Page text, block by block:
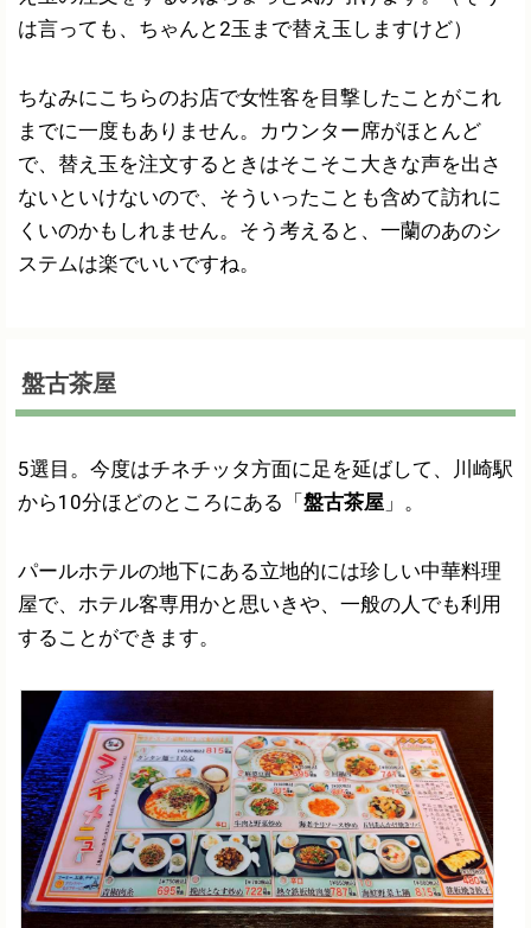
は言っても、ちゃんと2玉まで替え玉しますけど）
ちなみにこちらのお店で女性客を目撃したことがこれ
までに一度もありません。カウンター席がほとんど
で、替え玉を注文するときはそこそこ大きな声を出さ
ないといけないので、そういったことも含めて訪れに
くいのかもしれません。そう考えると、一蘭のあのシ
ステムは楽でいいですね。
盤古茶屋
5選目。今度はチネチッタ方面に足を延ばして、川崎駅
から10分ほどのところにある「 盤古茶屋 」。
パールホテルの地下にある立地的には珍しい中華料理
屋で、ホテル客専用かと思いきや、一般の人でも利用
することができます。